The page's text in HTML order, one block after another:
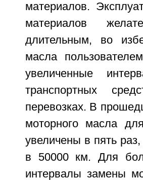
материалов.
материалов
длительным, во
масла
увеличенные
транспортных
перевозках. В
моторного масла
увеличены в пять
в 50000 км. Для
интервалы замены